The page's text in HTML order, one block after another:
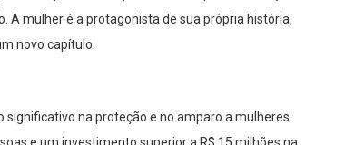
mulher é a protagonista de sua própria história,
novo capítulo.
significativo na proteção e no amparo a mulheres